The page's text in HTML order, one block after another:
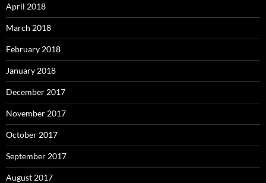
April 2018
March 2018
February 2018
January 2018
December 2017
November 2017
October 2017
September 2017
August 2017